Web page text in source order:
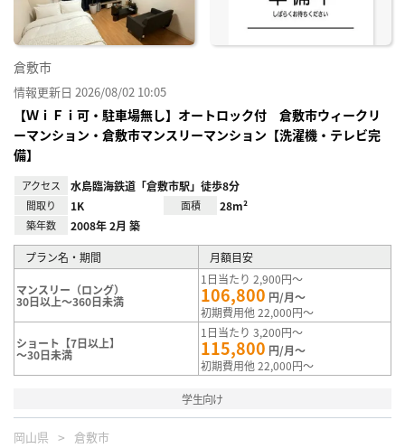
倉敷市
情報更新日 2026/08/02 10:05
【ＷｉＦｉ可・駐車場無し】オートロック付 倉敷市ウィークリ
ーマンション・倉敷市マンスリーマンション【洗濯機・テレビ完
備】
アクセス 水島臨海鉄道「倉敷市駅」徒歩8分
間取り 1K 面積 28m²
築年数 2008年 2月 築
プラン名・期間 月額目安
マンスリー（ロング）
30日以上～360日未満
1日当たり 2,900円～
106,800 円/月～
初期費用他 22,000円～
ショート【7日以上】
～30日未満
1日当たり 3,200円～
115,800 円/月～
初期費用他 22,000円～
学生向け
岡山県 倉敷市